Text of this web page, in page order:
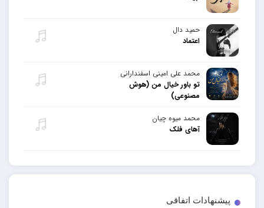
پیشنهادات اتفاقی
حمید دال
اعتماد
محمد علی امینی اسفندارانی
تو باور خیال من (هوش
مصنوعی)
محمد میوه چیان
آهای فلک